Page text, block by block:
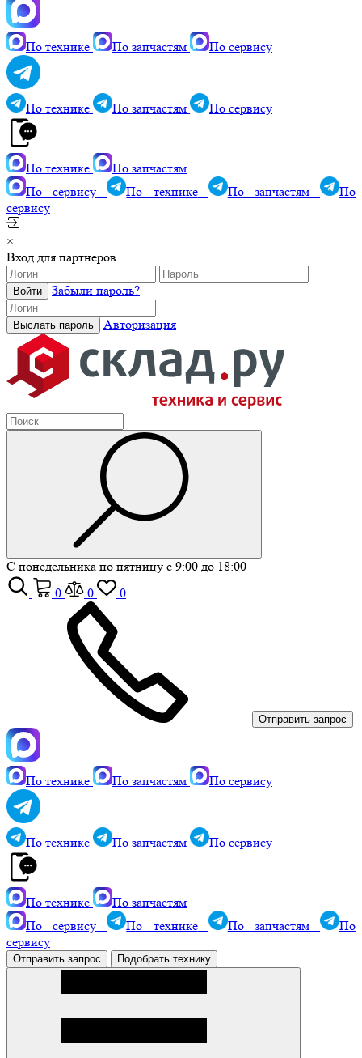
По технике По запчастям По сервису
По технике По запчастям По сервису
По технике
По запчастям
По сервису
По технике По запчастям
По
сервису
×
Вход для партнеров
Забыли пароль?
Авторизация
С понедельника по пятницу с 9:00 до 18:00
0
0 0
Отправить запрос
По технике По запчастям По сервису
По технике По запчастям По сервису
По технике
По запчастям
По сервису
По технике По запчастям
По
сервису
Отправить запрос Подобрать технику